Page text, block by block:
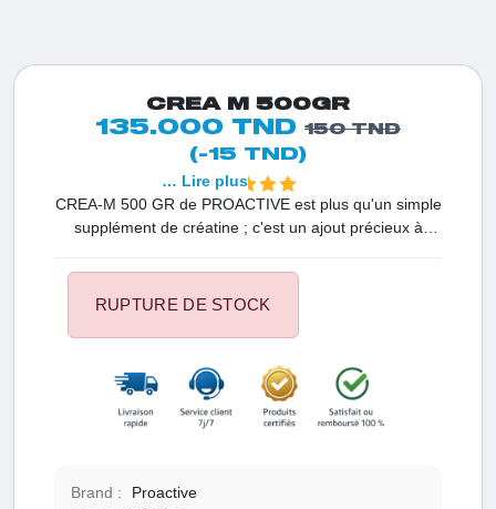
CREA M 500GR
135.000 TND 150 TND
(-15 TND)
CREA-M 500 GR de PROACTIVE est plus qu'un simple
supplément de créatine ; c'est un ajout précieux à
holistique pour améliorer vos performances sportives.
CREA-M 500 GR de PROACTIVE vaut vraiment la
… Lire plus
RUPTURE DE STOCK
Brand :
Proactive